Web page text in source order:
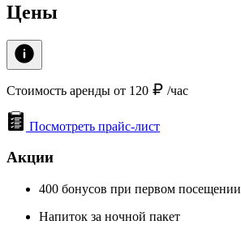
Цены
Стоимость аренды от 120 /час
Посмотреть прайс-лист
Акции
400 бонусов при первом посещении
Напиток за ночной пакет